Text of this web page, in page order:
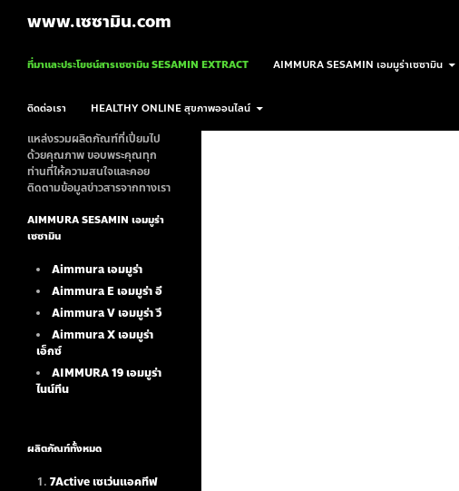
www.เซซามิน.com
ที่มาและประโยชน์สารเซซามิน SESAMIN EXTRACT
AIMMURA SESAMIN เอมมูร่าเซซามิน
ติดต่อเรา HEALTHY ONLINE สุขภาพออนไลน์
แหล่งรวมผลิตภัณฑ์ที่เปี่ยมไป
ด้วยคุณภาพ ขอบพระคุณทุก
ท่านที่ให้ความสนใจและคอย
ติดตามข้อมูลข่าวสารจากทางเรา
AIMMURA SESAMIN เอมมูร่า
เซซามิน
Aimmura เอมมูร่า
Aimmura E เอมมูร่า อี
Aimmura V เอมมูร่า วี
Aimmura X เอมมูร่า
เอ็กซ์
AIMMURA 19เอมมูร่า
ไนน์ทีน
ผลิตภัณฑ์ทั้งหมด
7Active เซเว่นแอคทีฟ